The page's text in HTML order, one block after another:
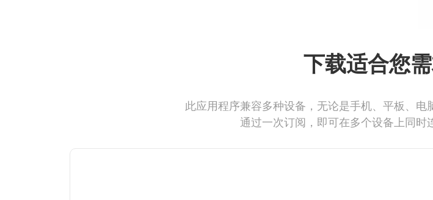
下载适合您
此应用程序兼容多种设备，无论是手机、平板、电
通过一次订阅，即可在多个设备上同时